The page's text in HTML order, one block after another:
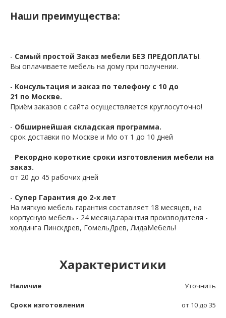
Наши преимущества:
- Самый простой Заказ мебели БЕЗ ПРЕДОПЛАТЫ.
Вы оплачиваете мебель на дому при получении.
- Консультация и заказ по телефону с 10 до
21 по Москве.
Приём заказов с сайта осуществляется круглосуточно!
- Обширнейшая складская программа.
срок доставки по Москве и Мо от 1 до 10 дней
- Рекордно короткие сроки изготовления мебели на
заказ.
от 20 до 45 рабочих дней
- Супер Гарантия до 2-х лет
На мягкую мебель гарантия составляет 18 месяцев, на
корпусную мебель - 24 месяца.гарантия производителя -
холдинга Пинскдрев, ГомельДрев, ЛидаМебель!
Характеристики
Наличие Уточнить
Сроки изготовления от 10 до 35